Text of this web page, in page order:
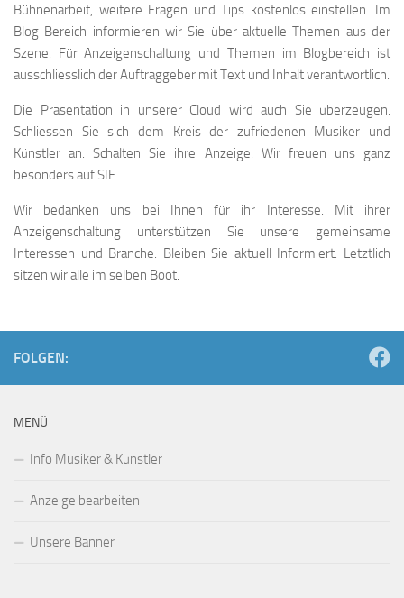
Bühnenarbeit, weitere Fragen und Tips kostenlos einstellen. Im
Blog Bereich informieren wir Sie über aktuelle Themen aus der
Szene. Für Anzeigenschaltung und Themen im Blogbereich ist
ausschliesslich der Auftraggeber mit Text und Inhalt verantwortlich.
Die Präsentation in unserer Cloud wird auch Sie überzeugen.
Schliessen Sie sich dem Kreis der zufriedenen Musiker und
Künstler an. Schalten Sie ihre Anzeige. Wir freuen uns ganz
besonders auf SIE.
Wir bedanken uns bei Ihnen für ihr Interesse. Mit ihrer
Anzeigenschaltung unterstützen Sie unsere gemeinsame
Interessen und Branche. Bleiben Sie aktuell Informiert. Letztlich
sitzen wir alle im selben Boot.
FOLGEN:
MENÜ
Info Musiker & Künstler
Anzeige bearbeiten
Unsere Banner